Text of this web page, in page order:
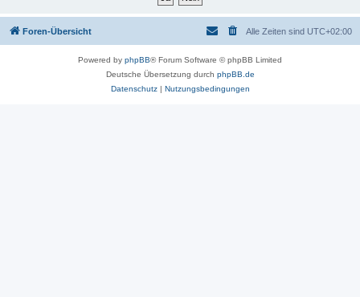
Foren-Übersicht Alle Zeiten sind UTC+02:00
Powered by phpBB® Forum Software © phpBB Limited
Deutsche Übersetzung durch phpBB.de
Datenschutz| Nutzungsbedingungen